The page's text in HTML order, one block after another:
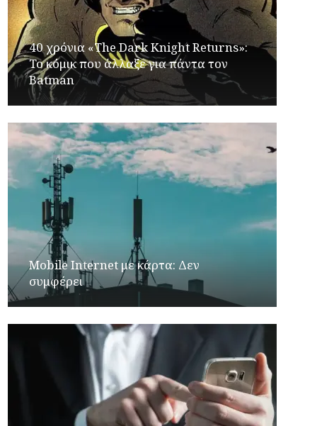
40 χρόνια «The Dark Knight Returns»:
Το κόμικ που άλλαξε για πάντα τον
Batman
Mobile Internet με κάρτα: Δεν
συμφέρει